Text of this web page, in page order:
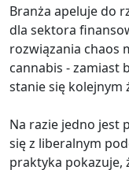
Branża apeluje do
dla sektora
rozwiązania chaos
cannabis - zamiast
stanie się kolejnym
Na razie jedno jest
się z liberalnym
praktyka pokazuje,